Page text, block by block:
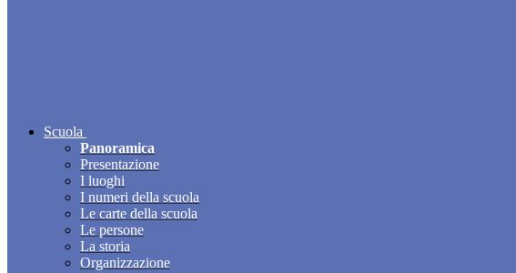
Scuola
Panoramica
Presentazione
I luoghi
I numeri della scuola
Le carte della scuola
Le persone
La storia
Organizzazione